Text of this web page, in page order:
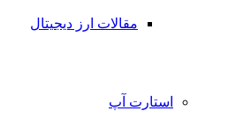
مقالات ارز دیجیتال
استارت آپ